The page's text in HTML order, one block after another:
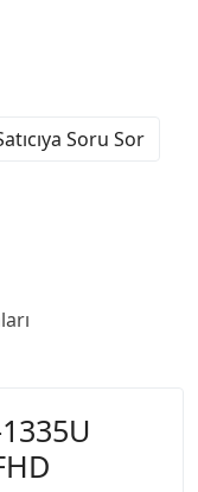
Soru Sor